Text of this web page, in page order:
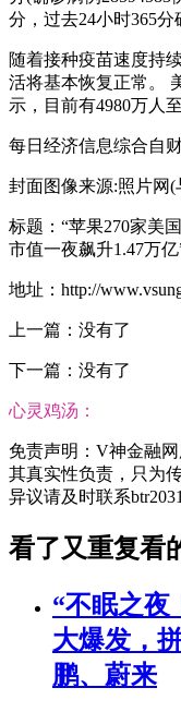
分，过去24小时365分
随着接种疫苗速度持
活将基本恢复正常。
示，目前有4980万人
每日经济信息综合自
封面图像来源:照片网(
标题：“苹果270家美
市值一夜飙升1.47万亿
地址：http://
上一篇：没有了
下一篇：没有了
心灵鸡汤：
免责声明：V神金融
其真实性负责，只为
异议请及时联系
看了又重复看
“不眠之夜
大爆发，
鹏、蔚来